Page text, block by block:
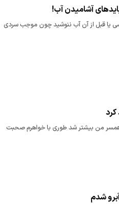
آشامیدن آب!
قبل از آن آب ننوشید چون موجب سردی
کرد
همسر من بیشتر شد طوری با خواهرم صحبت